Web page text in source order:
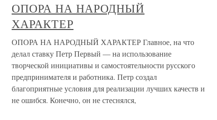
ОПОРА НА НАРОДНЫЙ
ХАРАКТЕР
ОПОРА НА НАРОДНЫЙ ХАРАКТЕР Главное, на что
делал ставку Петр Первый — на использование
творческой инициативы и самостоятельности русского
предпринимателя и работника. Петр создал
благоприятные условия для реализации лучших качеств и
не ошибся. Конечно, он не стеснялся,